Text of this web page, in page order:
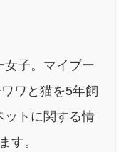
女子。マイブー
ワと猫を5年飼
ットに関する情
す。